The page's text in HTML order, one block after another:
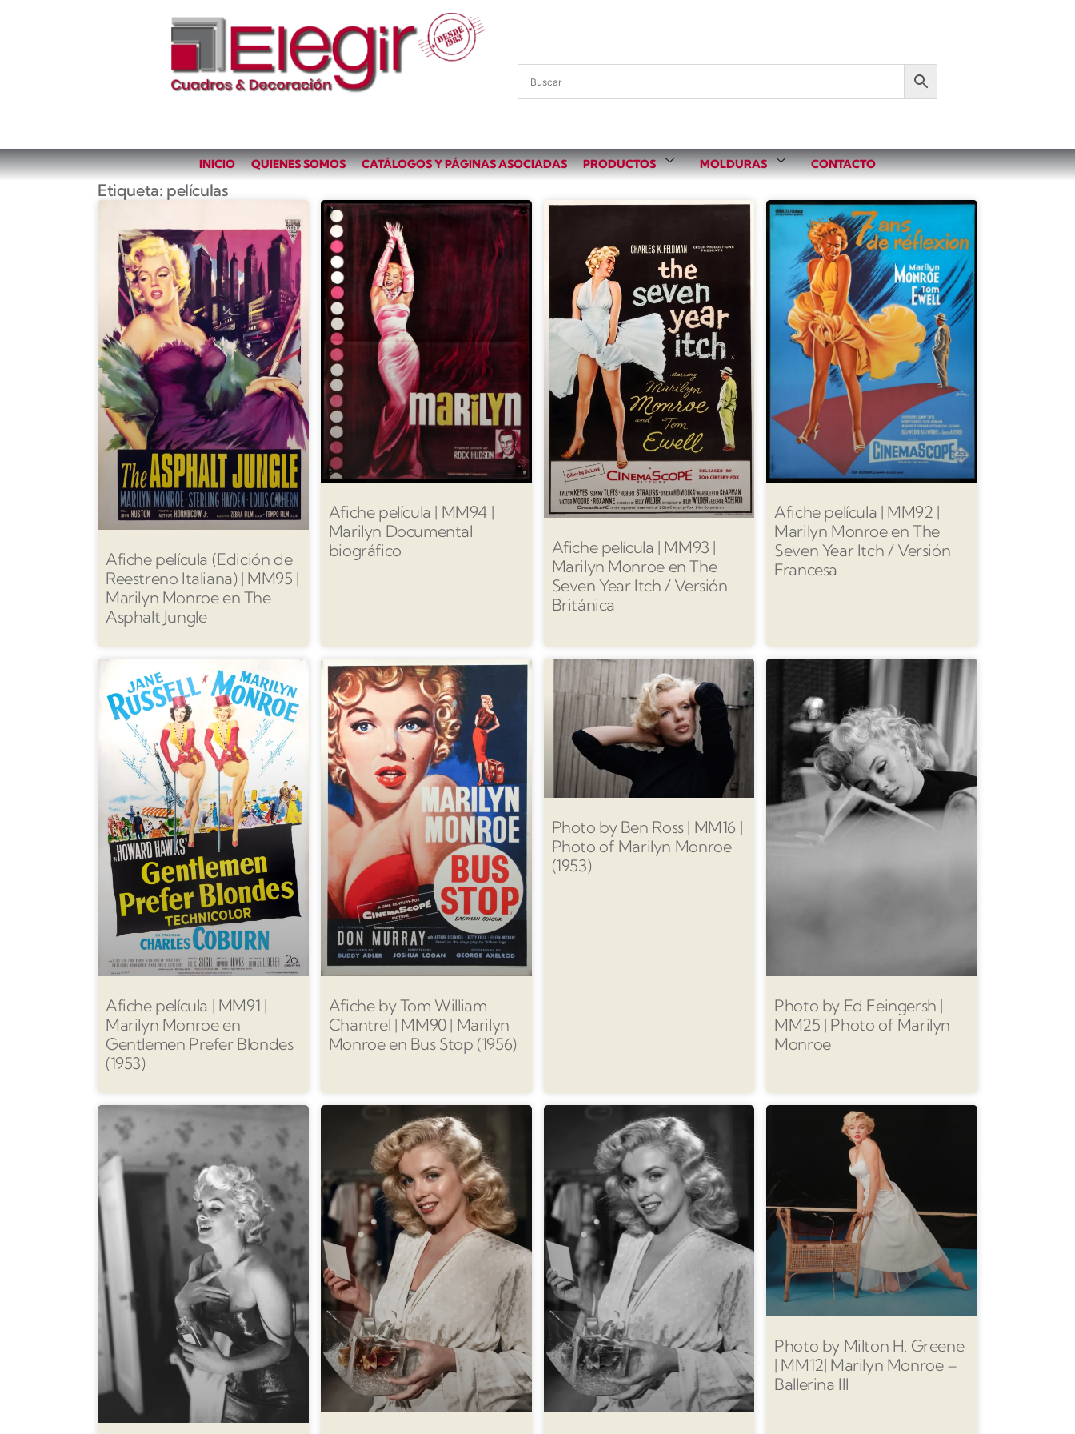
INICIO QUIENES SOMOS CATÁLOGOS Y PÁGINAS ASOCIADAS PRODUCTOS MOLDURAS CONTACTO
Etiqueta: películas
Afiche película (Edición de
Reestreno Italiana) | MM95 |
Marilyn Monroe en The
Asphalt Jungle
Afiche película | MM94 |
Marilyn Documental
biográfico
Afiche película | MM93 |
Marilyn Monroe en The
Seven Year Itch / Versión
Británica
Afiche película | MM92 |
Marilyn Monroe en The
Seven Year Itch / Versión
Francesa
Afiche película | MM91 |
Marilyn Monroe en
Gentlemen Prefer Blondes
(1953)
Afiche by Tom William
Chantrel | MM90 | Marilyn
Monroe en Bus Stop (1956)
Photo by Ben Ross | MM16 |
Photo of Marilyn Monroe
(1953)
Photo by Ed Feingersh |
MM25 | Photo of Marilyn
Monroe
Photo by Milton H. Greene
| MM12| Marilyn Monroe –
Ballerina III